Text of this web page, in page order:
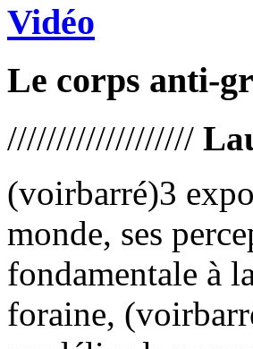
Vidéo
Le corps anti-
///////////////////
(voirbarré)3
monde, ses
fondamentale à
foraine,